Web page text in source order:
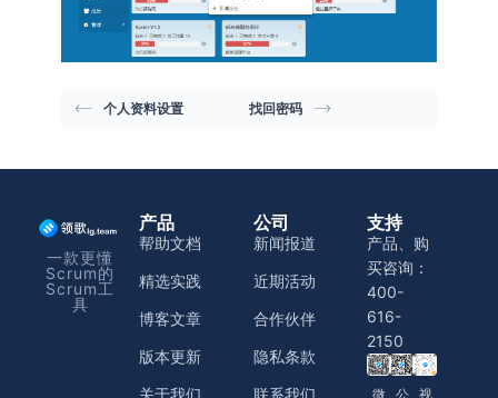
个人资料设置 找回密码
一款更懂
Scrum的
Scrum工
具
产品
帮助文档
精选实践
博客文章
版本更新
关于我们
公司
新闻报道
近期活动
合作伙伴
隐私条款
联系我们
支持
产品、购
买咨询：
400-
616-
2150
微 公 视